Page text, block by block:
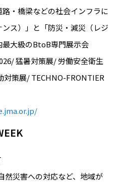
・橋梁などの社会インフラに
ス）」と「防災・減災（レジ
最大級のBtoB専門展示会
猛暑対策展/ 労働安全衛生
策展/ TECHNO-FRONTIER
然災害への対応など、地域が